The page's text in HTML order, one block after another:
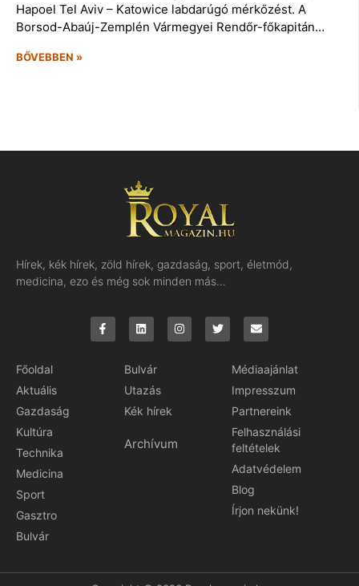
Hapoel Tel Aviv – Katowice labdarúgó mérkőzést. A
Borsod-Abaúj-Zemplén Vármegyei Rendőr-főkapitán…
BŐVEBBEN »
Hírek, kék hírek, zöld hírek, gazdaság, sport, életmód,
medicina, ezo és még sok minden más…
Főoldal
Aktuális
Gazdaság
Kultúra
Technika
Medicina
Sport
Gasztro
Bulvár
Bulvár
Utazás
Kék hírek
Archívum
Médiaajánlat
Impresszum
Partnereink
Felhasználási
feltételek
Adatvédelem
Blog
Írjon nekünk!